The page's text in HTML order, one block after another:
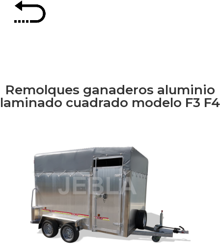
Remolques ganaderos aluminio
laminado cuadrado modelo F3 F4